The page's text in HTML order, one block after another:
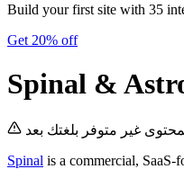
Build your first site with 35
Get 20% off
Spinal &
Spinal is a commercial, SaaS-